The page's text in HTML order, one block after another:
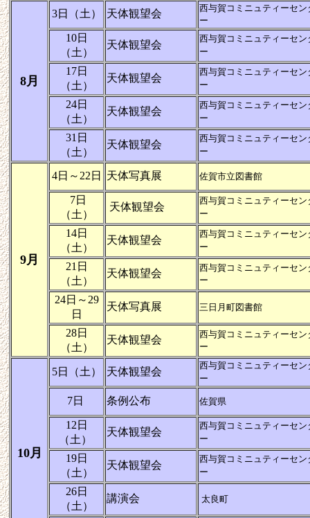
8月
3日（土） 天体観望会
西与賀コミニュティーセン
ー
10日
（土）
天体観望会
西与賀コミニュティーセン
ー
17日
（土）
天体観望会
西与賀コミニュティーセン
ー
24日
（土）
天体観望会
西与賀コミニュティーセン
ー
31日
（土）
天体観望会
西与賀コミニュティーセン
ー
9月
4日～22日 天体写真展 佐賀市立図書館
7日
（土）
天体観望会
西与賀コミニュティーセン
ー
14日
（土）
天体観望会
西与賀コミニュティーセン
ー
21日
（土）
天体観望会
西与賀コミニュティーセン
ー
24日～29
日
天体写真展 三日月町図書館
28日
（土）
天体観望会
西与賀コミニュティーセン
ー
10月
5日（土） 天体観望会
西与賀コミニュティーセン
ー
7日 条例公布 佐賀県
12日
（土）
天体観望会
西与賀コミニュティーセン
ー
19日
（土）
天体観望会
西与賀コミニュティーセン
ー
26日
（土）
講演会 太良町